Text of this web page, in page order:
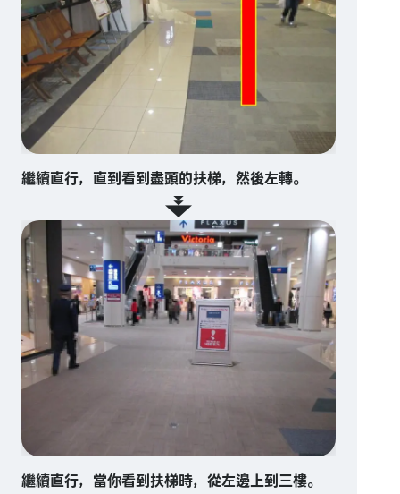
繼續直行，直到看到盡頭的扶梯，然後左轉。
繼續直行，當你看到扶梯時，從左邊上到三樓。